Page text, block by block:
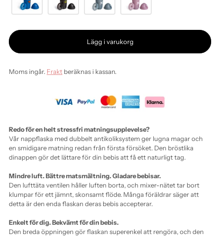
Lägg i varukorg
Moms ingår. Frakt beräknas i kassan.
Redo för en helt stressfri matningsupplevelse?
Vår nappflaska med dubbelt antikoliksystem ger lugna magar och
en smidigare matning redan från första försöket. Den bröstlika
dinappen gör det lättare för din bebis att få ett naturligt tag.
Mindre luft. Bättre matsmältning. Gladare bebisar.
Den lufttäta ventilen håller luften borta, och mixer-nätet tar bort
klumpar för ett jämnt, skonsamt flöde. Många föräldrar säger att
detta är den enda flaskan deras bebis accepterar.
Enkelt för dig. Bekvämt för din bebis.
Den breda öppningen gör flaskan superenkel att rengöra, och den